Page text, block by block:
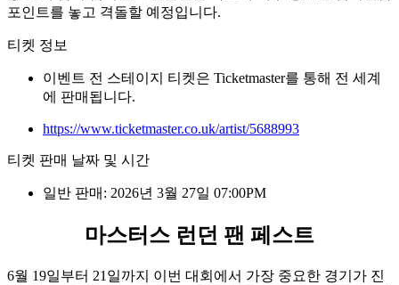
포인트를 놓고 격돌할 예정입니다.
티켓 정보
이벤트 전 스테이지 티켓은 Ticketmaster를 통해 전 세계
에 판매됩니다.
https://www.ticketmaster.co.uk/artist/5688993
티켓 판매 날짜 및 시간
일반 판매: 2026년 3월 27일 07:00PM
마스터스 런던 팬 페스트
6월 19일부터 21일까지 이번 대회에서 가장 중요한 경기가 진